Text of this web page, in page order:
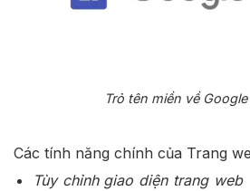
Trỏ tên miền về
Các tính năng chính của Trang
Tùy chỉnh giao diện trang